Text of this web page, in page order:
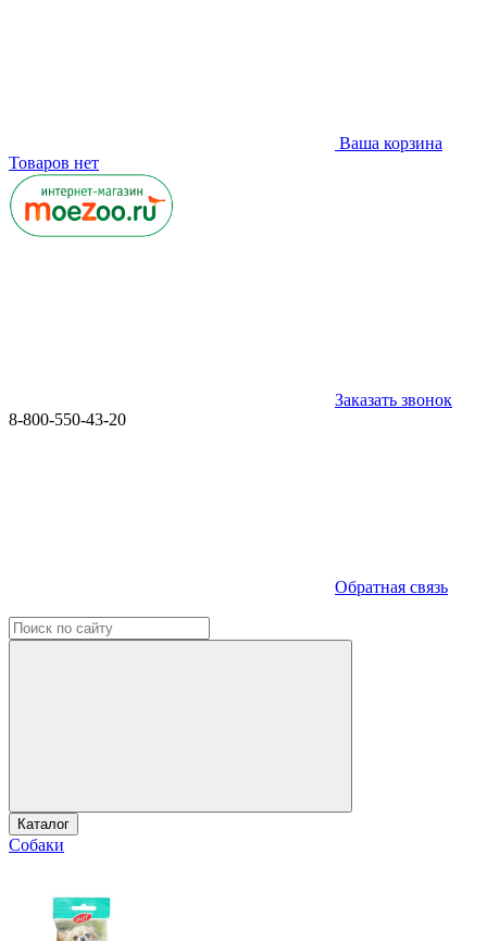
Ваша корзина
Товаров нет
Заказать звонок
8-800-550-43-20
Обратная связь
Каталог
Собаки